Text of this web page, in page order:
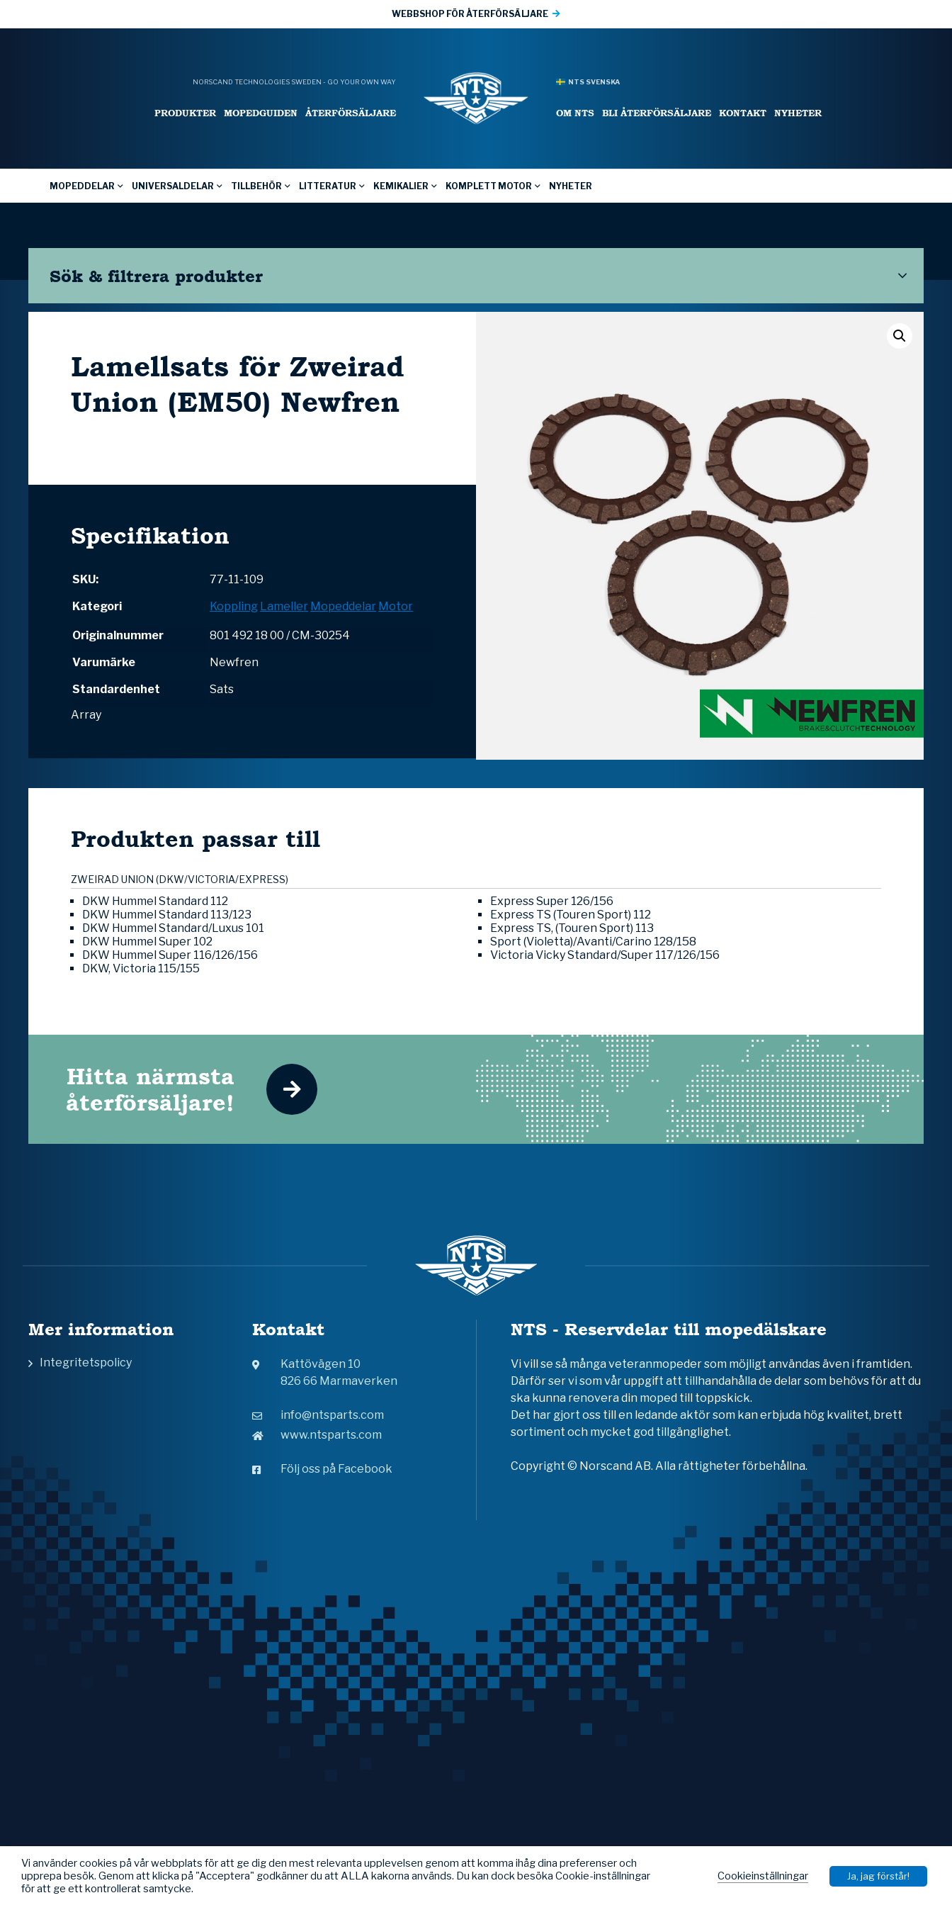
WEBBSHOP FÖR ÅTERFÖRSÄLJARE
NORSCAND TECHNOLOGIES SWEDEN - GO YOUR OWN WAY
PRODUKTER MOPEDGUIDEN ÅTERFÖRSÄLJARE
NTS SVENSKA
OM NTS BLI ÅTERFÖRSÄLJARE KONTAKT NYHETER
MOPEDDELAR UNIVERSALDELAR TILLBEHÖR LITTERATUR KEMIKALIER KOMPLETT MOTOR NYHETER
Sök & filtrera produkter
Lamellsats för Zweirad
Union (EM50) Newfren
Specifikation
SKU:
77-11-109
Kategori
Koppling Lameller Mopeddelar Motor
Originalnummer
801 492 18 00 / CM-30254
Varumärke
Newfren
Standardenhet
Sats
Array
Produkten passar till
ZWEIRAD UNION (DKW/VICTORIA/EXPRESS)
DKW Hummel Standard 112
DKW Hummel Standard 113/123
DKW Hummel Standard/Luxus 101
DKW Hummel Super 102
DKW Hummel Super 116/126/156
DKW, Victoria 115/155
Express Super 126/156
Express TS (Touren Sport) 112
Express TS, (Touren Sport) 113
Sport (Violetta)/Avanti/Carino 128/158
Victoria Vicky Standard/Super 117/126/156
Hitta närmsta
återförsäljare!
Mer information
Integritetspolicy
Kontakt
Kattövägen 10
826 66 Marmaverken
info@ntsparts.com
www.ntsparts.com
Följ oss på Facebook
NTS - Reservdelar till mopedälskare
Vi vill se så många veteranmopeder som möjligt användas även i framtiden.
Därför ser vi som vår uppgift att tillhandahålla de delar som behövs för att du
ska kunna renovera din moped till toppskick.
Det har gjort oss till en ledande aktör som kan erbjuda hög kvalitet, brett
sortiment och mycket god tillgänglighet.
Copyright © Norscand AB. Alla rättigheter förbehållna.
Vi använder cookies på vår webbplats för att ge dig den mest relevanta upplevelsen genom att komma ihåg dina preferenser och
upprepa besök. Genom att klicka på "Acceptera" godkänner du att ALLA kakorna används. Du kan dock besöka Cookie-inställningar
för att ge ett kontrollerat samtycke.
Cookieinställningar Ja, jag förstår!